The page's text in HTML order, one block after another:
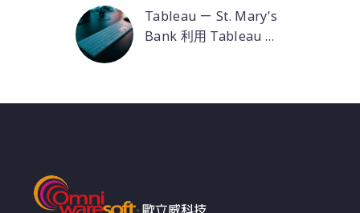
Tableau ㄧ St. Mary’s
Bank 利用 Tableau 分